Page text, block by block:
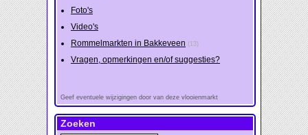
Foto's
Video's
Rommelmarkten in Bakkeveen (13)
Vragen, opmerkingen en/of suggesties?
Geef eventuele wijzigingen door van deze vlooienmarkt
Zoeken